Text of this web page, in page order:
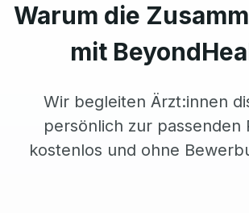
Warum die
mit
Wir begleiten Ärzt:innen
persönlich zur passenden
kostenlos und ohne